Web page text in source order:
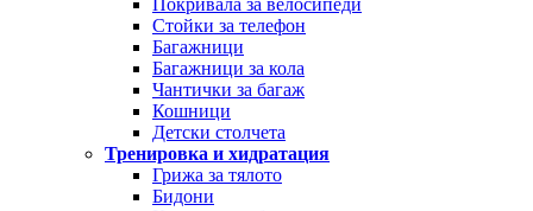
Покривала за велосипеди
Стойки за телефон
Багажници
Багажници за кола
Чантички за багаж
Кошници
Детски столчета
Тренировка и хидратация
Грижа за тялото
Бидони